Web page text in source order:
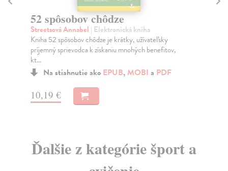
52 spôsobov chôdze
Streetsová Annabel | Elektronická kniha
Kniha 52 spôsobov chôdze je krátky, užívateľsky
príjemný sprievodca k získaniu mnohých benefitov,
kt...
Na stiahnutie ako EPUB, MOBI a PDF
10,19 €
Ďalšie z kategórie šport a